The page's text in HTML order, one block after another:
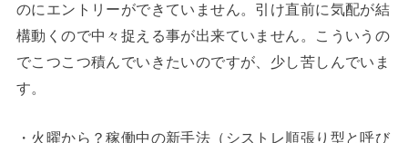
のにエントリーができていません。引け直前に気配が結
構動くので中々捉える事が出来ていません。こういうの
でこつこつ積んでいきたいのですが、少し苦しんでいま
す。
・火曜から？稼働中の新手法（シストレ順張り型と呼び